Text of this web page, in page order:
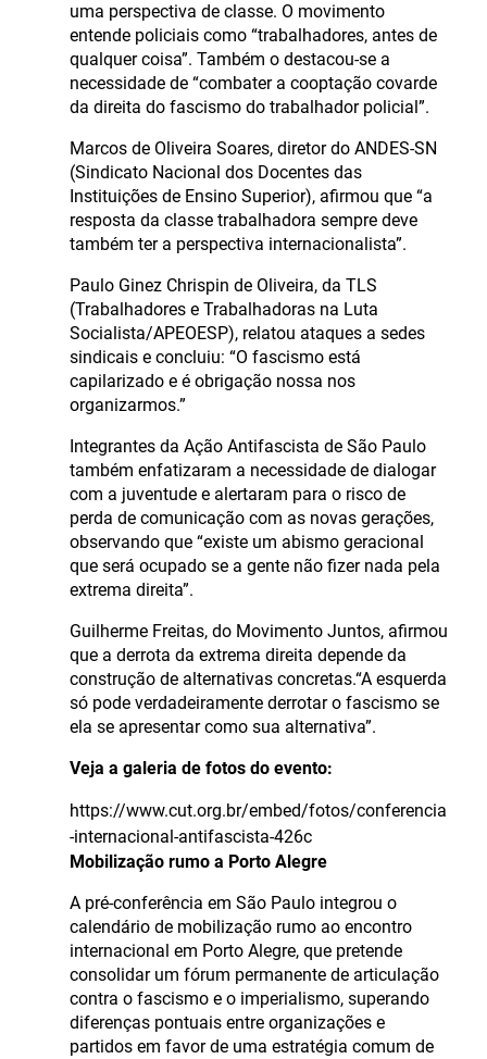
uma perspectiva de classe. O movimento
entende policiais como “trabalhadores, antes de
qualquer coisa”. Também o destacou-se a
necessidade de “combater a cooptação covarde
da direita do fascismo do trabalhador policial”.
Marcos de Oliveira Soares, diretor do ANDES-SN
(Sindicato Nacional dos Docentes das
Instituições de Ensino Superior), afirmou que “a
resposta da classe trabalhadora sempre deve
também ter a perspectiva internacionalista”.
Paulo Ginez Chrispin de Oliveira, da TLS
(Trabalhadores e Trabalhadoras na Luta
Socialista/APEOESP), relatou ataques a sedes
sindicais e concluiu: “O fascismo está
capilarizado e é obrigação nossa nos
organizarmos.”
Integrantes da Ação Antifascista de São Paulo
também enfatizaram a necessidade de dialogar
com a juventude e alertaram para o risco de
perda de comunicação com as novas gerações,
observando que “existe um abismo geracional
que será ocupado se a gente não fizer nada pela
extrema direita”.
Guilherme Freitas, do Movimento Juntos, afirmou
que a derrota da extrema direita depende da
construção de alternativas concretas.“A esquerda
só pode verdadeiramente derrotar o fascismo se
ela se apresentar como sua alternativa”.
Veja a galeria de fotos do evento:
https://www.cut.org.br/embed/fotos/conferencia
-internacional-antifascista-426c
Mobilização rumo a Porto Alegre
A pré-conferência em São Paulo integrou o
calendário de mobilização rumo ao encontro
internacional em Porto Alegre, que pretende
consolidar um fórum permanente de articulação
contra o fascismo e o imperialismo, superando
diferenças pontuais entre organizações e
partidos em favor de uma estratégia comum de